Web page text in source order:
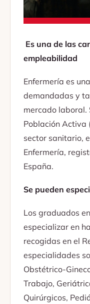
Es una de las
empleabilidad
Enfermería es
demandadas y
mercado laboral.
Población Activa
sector sanitario,
Enfermería,
España.
Se pueden
Los graduados
especializar en
recogidas en el
especialidades
Obstétrico-
Trabajo,
Quirúrgicos,